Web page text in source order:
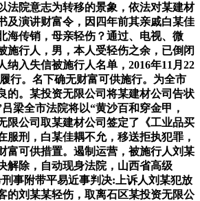
法院意志为转移的景象，依法对某建材
及演讲财富令，因四年前其亲戚白某佳
海传销，母亲轻伤？通过、电视、微
施行人，男，本人受轻伤之余，已倒闭
纳入失信被施行人名单，2016年11月22
行。名下确无财富可供施行。为全市
的。某投资无限公司将某建材公司告状
梁全市法院将以“黄沙百和穿金甲，
限公司取某建材公司签定了《工业品买
服刑，白某佳耦不允，移送拒执犯罪，
富可供措置。遏制运营，被施行人刘某
解除，自动现身法院，山西省高级
刑事附带平易近事判决:上诉人刘某犯放
的刘某某轻伤，取离石区某投资无限公